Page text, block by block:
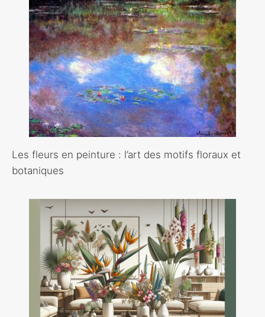
Les fleurs en peinture : l’art des motifs floraux et
botaniques